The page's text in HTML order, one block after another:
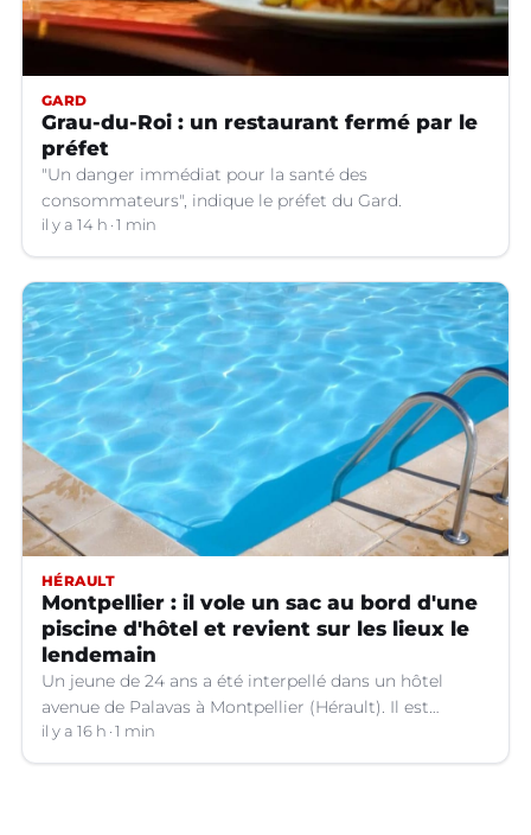
GARD
Grau-du-Roi : un restaurant fermé par le
préfet
"Un danger immédiat pour la santé des
consommateurs", indique le préfet du Gard.
il y a 14 h 1 min
HÉRAULT
Montpellier : il vole un sac au bord d'une
piscine d'hôtel et revient sur les lieux le
lendemain
Un jeune de 24 ans a été interpellé dans un hôtel
avenue de Palavas à Montpellier (Hérault). Il est
suspecté d'avoir volé le sac d'une cliente.
il y a 16 h 1 min